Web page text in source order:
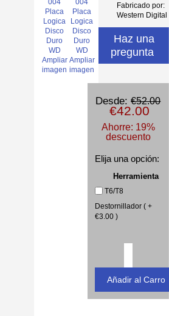
Ampliar
imagen
Ampliar
imagen
Fabricado por:
Western Digital
Haz una
pregunta
Desde:€52.00
€42.00
Ahorre: 19%
descuento
Elija una opción:
Herramienta
T6/T8
Destornillador ( +
€3.00 )